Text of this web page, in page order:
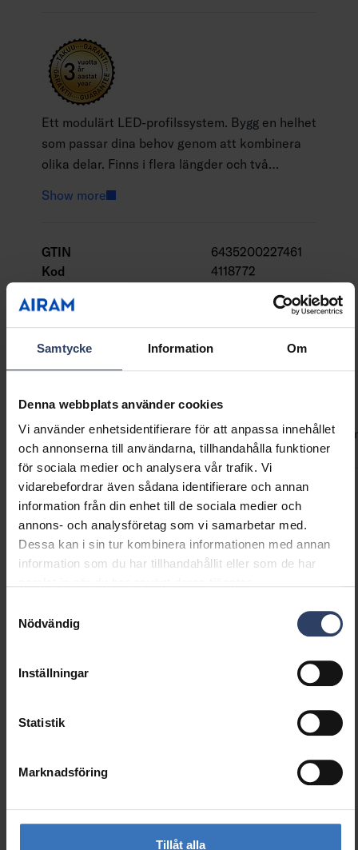
Samtycke Information Om
Denna webbplats använder cookies
Vi använder enhetsidentifierare för att anpassa innehållet
och annonserna till användarna, tillhandahålla funktioner
för sociala medier och analysera vår trafik. Vi
vidarebefordrar även sådana identifierare och annan
information från din enhet till de sociala medier och
annons- och analysföretag som vi samarbetar med.
Dessa kan i sin tur kombinera informationen med annan
information som du har tillhandahållit eller som de har
Nödvändig
Inställningar
Statistik
Marknadsföring
Tillåt alla
Ett modulärt LED-profilssystem. Bygg en helhet
som passar dina behov genom att kombinera
olika delar. Finns i flera längder och två
drivdon: 40 W (max 2,3 m 35 W), 60 W (max 3,6
m 55 W) eller 80 W (max 5 m 75 W). Delarna
Show more
GTIN
6435200227461
Kod
4118772
Koder Produktversioner Nedladdningar Teknisk
Produktkoder
GTIN
6435200227461
El-nummer (SWE)